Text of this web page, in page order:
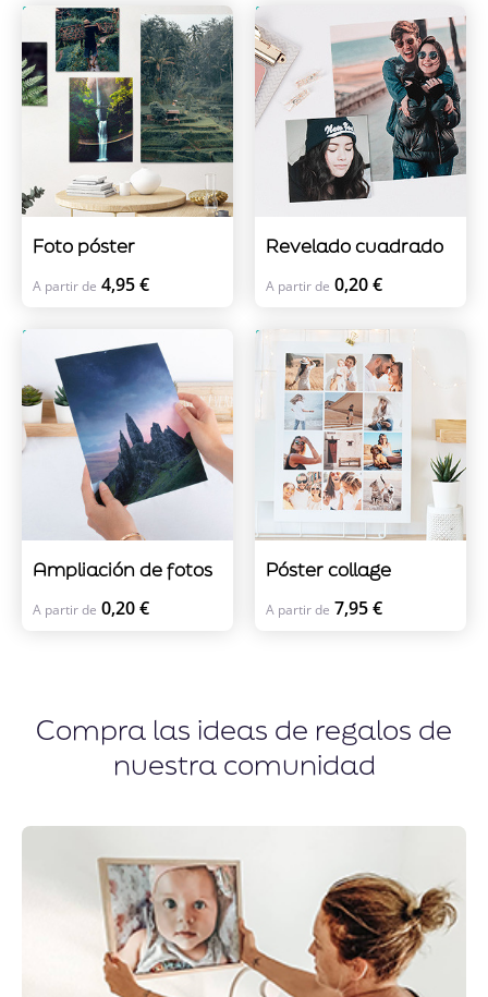
Foto póster
A partir de 4,95 €
Revelado cuadrado
A partir de 0,20 €
Ampliación de fotos
A partir de 0,20 €
Póster collage
A partir de 7,95 €
Compra las ideas de regalos de
nuestra comunidad